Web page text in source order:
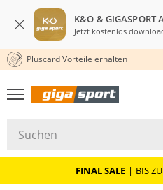
K&Ö & GIGASPORT
Jetzt kostenlos
30 TAGE
Pluscard Vorteile erhalten
GIGASTYLE
FAHRRAD­
FINAL SALE | BIS